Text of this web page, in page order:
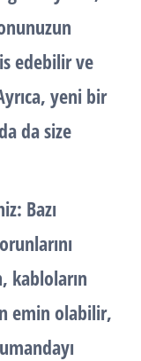
edebilir ve
yeni bir
da size
Bazı
kabloların
emin olabilir,